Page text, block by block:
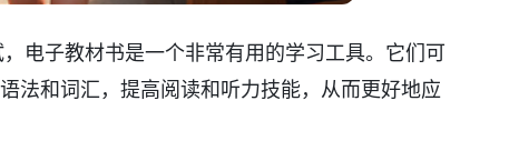
电子教材书是一个非常有用的学习工具。它们可
法和词汇，提高阅读和听力技能，从而更好地应